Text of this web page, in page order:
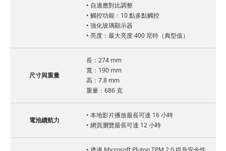
• 自適應對比調整
• 觸控功能：10 點多點觸控
• 強化玻璃顯示器
• 亮度：最大亮度 400 尼特（典型值）
尺寸與重量
長：274 mm
寬：190 mm
高：7.8 mm
重量：686 克
電池續航力
• 本地影片播放最長可達 16 小時
• 網頁瀏覽最長可達 12 小時